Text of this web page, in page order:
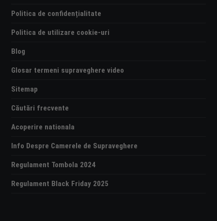
Politica de confidențialitate
Politica de utilizare cookie-uri
Blog
Glosar termeni supraveghere video
Sitemap
Căutări frecvente
Acoperire nationala
Info Despre Camerele de Supraveghere
Regulament Tombola 2024
Regulament Black Friday 2025